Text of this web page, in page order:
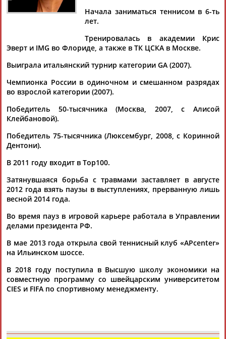
АБАРЕНОВ
Тамилла
АБАСОВА
Рамазан
АБАЧАРАЕВ
Ростом
АБАШИДЗЕ
АББАТЕ-
БУЛАТОВА
АББЯСОВА
АБДИКАРИМОВААБДРАХМАНОВ
Аделя
Андрей
Начала заниматься теннисом в 6-ть
лет.
Тренировалась в академии Крис
Эверт и IMG во Флориде, а также в ТК ЦСКА в Москве.
Выиграла итальянский турнир категории GA (2007).
Чемпионка России в одиночном и смешанном разрядах
во взрослой категории (2007).
Победитель 50-тысячника (Москва, 2007, с Алисой
Клейбановой).
Победитель 75-тысячника (Люксембург, 2008, с Коринной
Дентони).
В 2011 году входит в Top100.
Затянувшаяся борьба с травмами заставляет в августе
2012 года взять паузы в выступлениях, прерванную лишь
весной 2014 года.
Во время пауз в игровой карьере работала в Управлении
делами президента РФ.
В мае 2013 года открыла свой теннисный клуб «APcenter»
на Ильинском шоссе.
В 2018 году поступила в Высшую школу экономики на
совместную программу со швейцарским университетом
CIES и FIFA по спортивному менеджменту.